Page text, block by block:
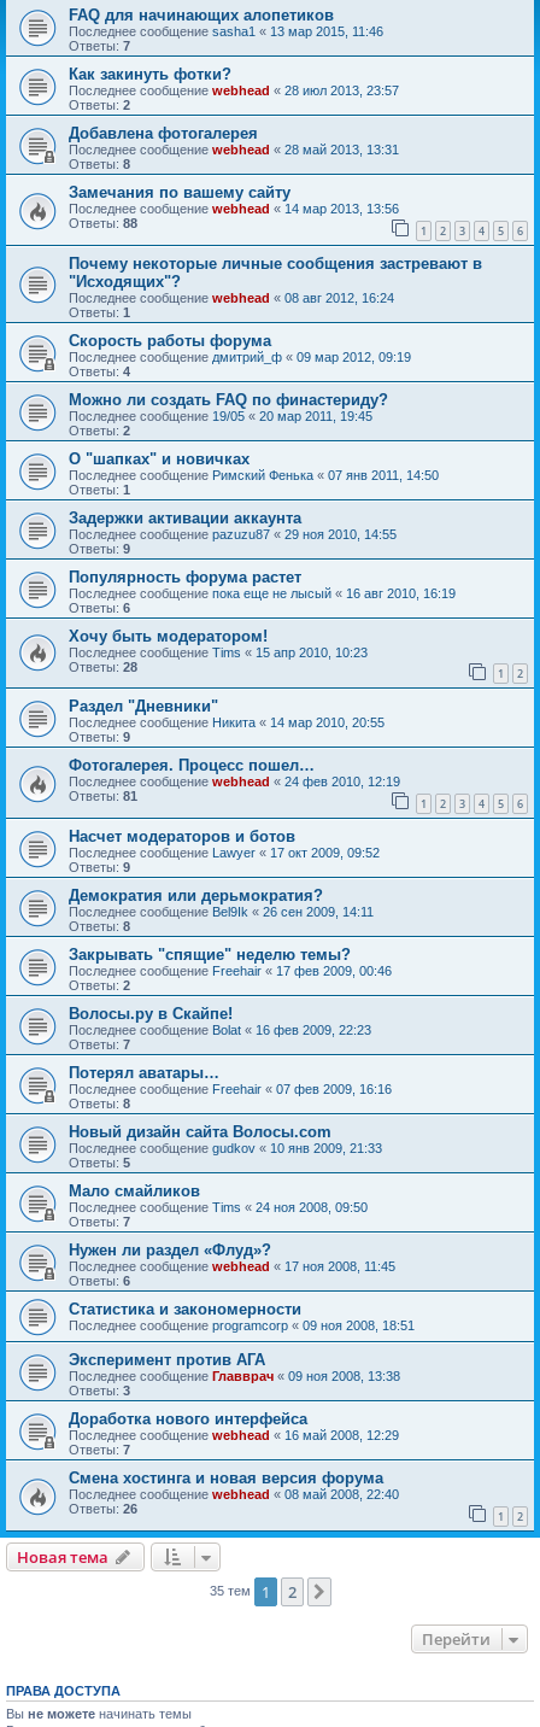
FAQ для начинающих алопетиков
Последнее сообщение sasha1 « 13 мар 2015, 11:46
Ответы: 7
Как закинуть фотки?
Последнее сообщение webhead « 28 июл 2013, 23:57
Ответы: 2
Добавлена фотогалерея
Последнее сообщение webhead « 28 май 2013, 13:31
Ответы: 8
Замечания по вашему сайту
Последнее сообщение webhead « 14 мар 2013, 13:56
Ответы: 88 1 2 3 4 5 6
Почему некоторые личные сообщения застревают в
"Исходящих"?
Последнее сообщение webhead « 08 авг 2012, 16:24
Ответы: 1
Скорость работы форума
Последнее сообщение дмитрий_ф « 09 мар 2012, 09:19
Ответы: 4
Можно ли создать FAQ по финастериду?
Последнее сообщение 19/05 « 20 мар 2011, 19:45
Ответы: 2
О "шапках" и новичках
Последнее сообщение Римский Фенька « 07 янв 2011, 14:50
Ответы: 1
Задержки активации аккаунта
Последнее сообщение pazuzu87 « 29 ноя 2010, 14:55
Ответы: 9
Популярность форума растет
Последнее сообщение пока еще не лысый « 16 авг 2010, 16:19
Ответы: 6
Хочу быть модератором!
Последнее сообщение Tims « 15 апр 2010, 10:23
Ответы: 28 1 2
Раздел "Дневники"
Последнее сообщение Hикита « 14 мар 2010, 20:55
Ответы: 9
Фотогалерея. Процесс пошел…
Последнее сообщение webhead « 24 фев 2010, 12:19
Ответы: 81 1 2 3 4 5 6
Насчет модераторов и ботов
Последнее сообщение Lawyer « 17 окт 2009, 09:52
Ответы: 9
Демократия или дерьмократия?
Последнее сообщение Bel9Ik « 26 сен 2009, 14:11
Ответы: 8
Закрывать "спящие" неделю темы?
Последнее сообщение Freehair « 17 фев 2009, 00:46
Ответы: 2
Волосы.ру в Скайпе!
Последнее сообщение Bolat « 16 фев 2009, 22:23
Ответы: 7
Потерял аватары…
Последнее сообщение Freehair « 07 фев 2009, 16:16
Ответы: 8
Новый дизайн сайта Волосы.com
Последнее сообщение gudkov « 10 янв 2009, 21:33
Ответы: 5
Мало смайликов
Последнее сообщение Tims « 24 ноя 2008, 09:50
Ответы: 7
Нужен ли раздел «Флуд»?
Последнее сообщение webhead « 17 ноя 2008, 11:45
Ответы: 6
Статистика и закономерности
Последнее сообщение programcorp « 09 ноя 2008, 18:51
Эксперимент против АГА
Последнее сообщение Главврач « 09 ноя 2008, 13:38
Ответы: 3
Доработка нового интерфейса
Последнее сообщение webhead « 16 май 2008, 12:29
Ответы: 7
Смена хостинга и новая версия форума
Последнее сообщение webhead « 08 май 2008, 22:40
Ответы: 26 1 2
Новая тема
35 тем 1 2
Перейти
ПРАВА ДОСТУПА
Вы не можете начинать темы